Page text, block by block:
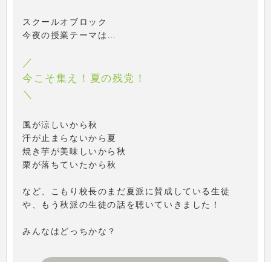
スクールオブロック
今夜の授業テーマは…
／
今こそ集え！夏の残党！
＼
風が涼しいから秋
汗が止まらないから夏
焼き芋が美味しいから秋
栗が落ちていたから秋
など、こもり校長のまだ夏派に賛成している生徒
や、もう秋派の生徒の話を聴いていきました！
みんなはどっちかな？